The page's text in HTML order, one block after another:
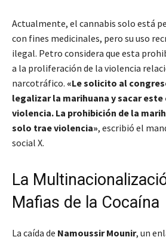
Actualmente, el cannabis solo está
con fines medicinales, pero su uso
ilegal. Petro considera que esta
a la proliferación de la violencia
narcotráfico. «Le solicito al
legalizar la marihuana y sacar
violencia. La prohibición de la
solo trae violencia», escribió el
social X.
La
Mafias de la Cocaína
La caída de Namoussir Mounir, un